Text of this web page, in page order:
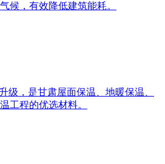
候，有效降低建筑能耗。
，是甘肃屋面保温、地暖保温、
工程的优选材料。